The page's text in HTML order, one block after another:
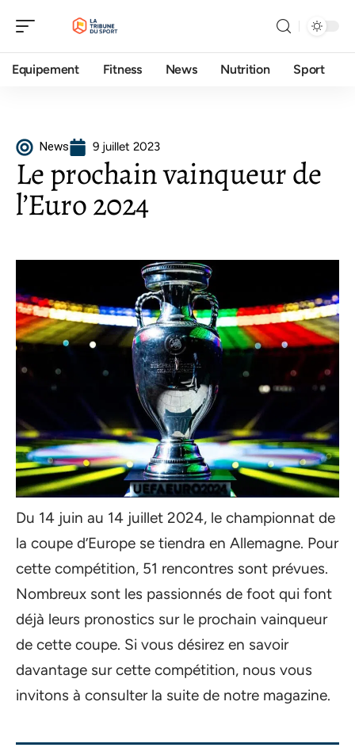
Equipement Fitness News Nutrition Sport
News 9 juillet 2023
Le prochain vainqueur de
l’Euro 2024
Du 14 juin au 14 juillet 2024, le championnat de
la coupe d’Europe se tiendra en Allemagne. Pour
cette compétition, 51 rencontres sont prévues.
Nombreux sont les passionnés de foot qui font
déjà leurs pronostics sur le prochain vainqueur
de cette coupe. Si vous désirez en savoir
davantage sur cette compétition, nous vous
invitons à consulter la suite de notre magazine.